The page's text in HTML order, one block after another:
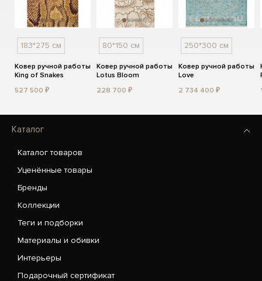
183*275 см
Ковер ручной работы
King of Snakes
527 500 ₽
80*150 см
Ковер ручной работы
Lotus Bloom
228 700 ₽
250*300 см
Ковер ручной работы
Love
2 734 400 ₽
Каталог
Каталог товаров
Уценённые товары
Бренды
Коллекции
Теги и подборки
Материалы и обивки
Интерьеры
Подарочный сертификат